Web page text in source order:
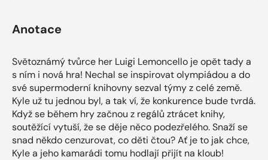
Anotace
Světoznámý tvůrce her Luigi Lemoncello je opět tady a
s ním i nová hra! Nechal se inspirovat olympiádou a do
své supermoderní knihovny sezval týmy z celé země.
Kyle už tu jednou byl, a tak ví, že konkurence bude tvrdá.
Když se během hry začnou z regálů ztrácet knihy,
soutěžící vytuší, že se děje něco podezřelého. Snaží se
snad někdo cenzurovat, co děti čtou? Ať je to jak chce,
Kyle a jeho kamarádi tomu hodlají přijít na kloub!